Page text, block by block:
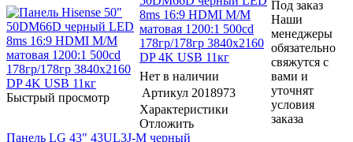
Быстрый просмотр
8ms 16:9 HDMI M/M
матовая 1200:1 500cd
178гр/178гр 3840x2160
DP 4K USB 11кг
Нет в наличии
Артикул 2018973
Характеристики
Отложить
Под заказ
Наши
менеджеры
обязательно
свяжутся с
вами и
уточнят
условия
заказа
Панель LG 43" 43UL3J-M черный